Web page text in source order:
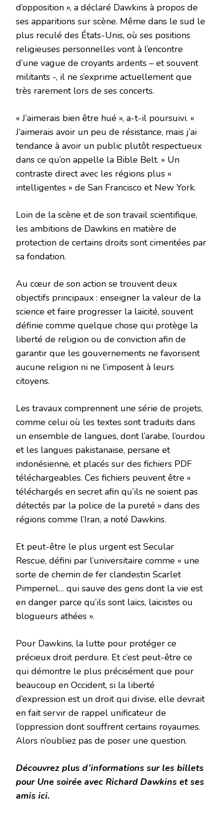
d’opposition », a déclaré Dawkins à propos de
ses apparitions sur scène. Même dans le sud le
plus reculé des États-Unis, où ses positions
religieuses personnelles vont à l’encontre
d’une vague de croyants ardents – et souvent
militants -, il ne s’exprime actuellement que
très rarement lors de ses concerts.
« J’aimerais bien être hué », a-t-il poursuivi. «
J’aimerais avoir un peu de résistance, mais j’ai
tendance à avoir un public plutôt respectueux
dans ce qu’on appelle la Bible Belt. » Un
contraste direct avec les régions plus «
intelligentes » de San Francisco et New York.
Loin de la scène et de son travail scientifique,
les ambitions de Dawkins en matière de
protection de certains droits sont cimentées par
sa fondation.
Au cœur de son action se trouvent deux
objectifs principaux : enseigner la valeur de la
science et faire progresser la laïcité, souvent
définie comme quelque chose qui protège la
liberté de religion ou de conviction afin de
garantir que les gouvernements ne favorisent
aucune religion ni ne l’imposent à leurs
citoyens.
Les travaux comprennent une série de projets,
comme celui où les textes sont traduits dans
un ensemble de langues, dont l’arabe, l’ourdou
et les langues pakistanaise, persane et
indonésienne, et placés sur des fichiers PDF
téléchargeables. Ces fichiers peuvent être «
téléchargés en secret afin qu’ils ne soient pas
détectés par la police de la pureté » dans des
régions comme l’Iran, a noté Dawkins.
Et peut-être le plus urgent est Secular
Rescue, défini par l’universitaire comme « une
sorte de chemin de fer clandestin Scarlet
Pimpernel… qui sauve des gens dont la vie est
en danger parce qu’ils sont laïcs, laïcistes ou
blogueurs athées ».
Pour Dawkins, la lutte pour protéger ce
précieux droit perdure. Et c’est peut-être ce
qui démontre le plus précisément que pour
beaucoup en Occident, si la liberté
d’expression est un droit qui divise, elle devrait
en fait servir de rappel unificateur de
l’oppression dont souffrent certains royaumes.
Alors n’oubliez pas de poser une question.
Découvrez plus d’informations sur les billets
pour Une soirée avec Richard Dawkins et ses
amis ici.